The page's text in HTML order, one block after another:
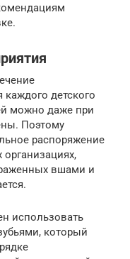
каждого детского
можно даже при
Поэтому
распоряжение
вшами и
использовать
который